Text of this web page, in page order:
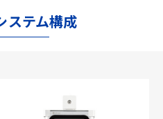
ステム構成